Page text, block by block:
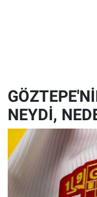
NEYDİ,